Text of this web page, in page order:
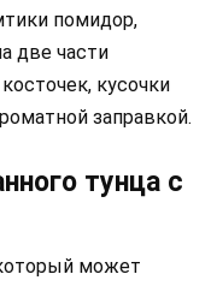
помидор,
две части
кусочки
заправкой.
тунца с
может